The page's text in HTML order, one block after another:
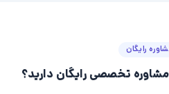
رایگان
مشاوره تخصصی رایگان دارید؟